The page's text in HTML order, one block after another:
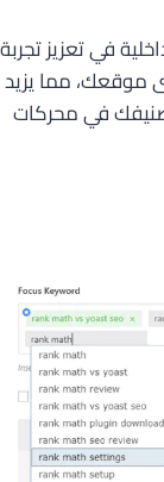
في تعزيز تجربة
مما يزيد
في محركات